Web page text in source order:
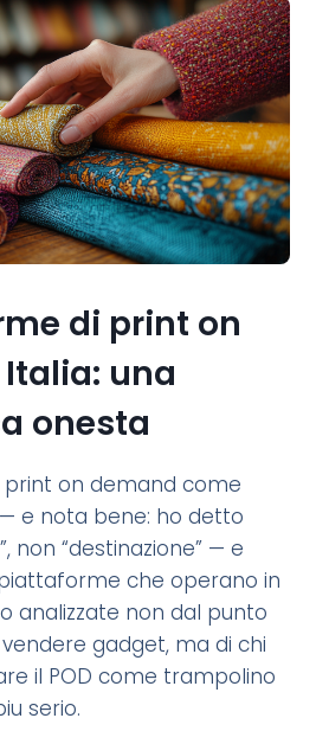
di print on
una
onesta
print on demand come
e nota bene: ho detto
non “destinazione” — e
che operano in
analizzate non dal punto
gadget, ma di chi
il POD come trampolino
serio.